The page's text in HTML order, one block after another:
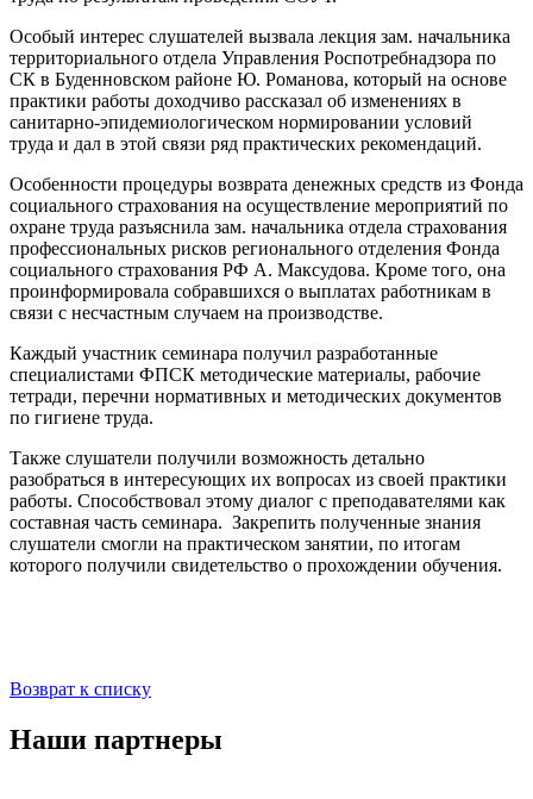
Особый интерес слушателей вызвала лекция зам. начальника
территориального отдела Управления Роспотребнадзора по
СК в Буденновском районе Ю. Романова, который на основе
практики работы доходчиво рассказал об изменениях в
санитарно-эпидемиологическом нормировании условий
труда и дал в этой связи ряд практических рекомендаций.
Особенности процедуры возврата денежных средств из Фонда
социального страхования на осуществление мероприятий по
охране труда разъяснила зам. начальника отдела страхования
профессиональных рисков регионального отделения Фонда
социального страхования РФ А. Максудова. Кроме того, она
проинформировала собравшихся о выплатах работникам в
связи с несчастным случаем на производстве.
Каждый участник семинара получил разработанные
специалистами ФПСК методические материалы, рабочие
тетради, перечни нормативных и методических документов
по гигиене труда.
Также слушатели получили возможность детально
разобраться в интересующих их вопросах из своей практики
работы. Способствовал этому диалог с преподавателями как
составная часть семинара. Закрепить полученные знания
слушатели смогли на практическом занятии, по итогам
которого получили свидетельство о прохождении обучения.
Возврат к списку
Наши партнеры